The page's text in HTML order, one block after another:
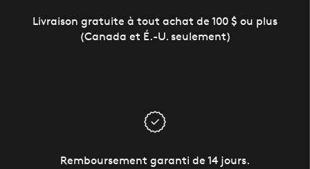
Livraison gratuite à tout achat de 100 $ ou plus
(Canada et É.-U. seulement)
Remboursement garanti de 14 jours.